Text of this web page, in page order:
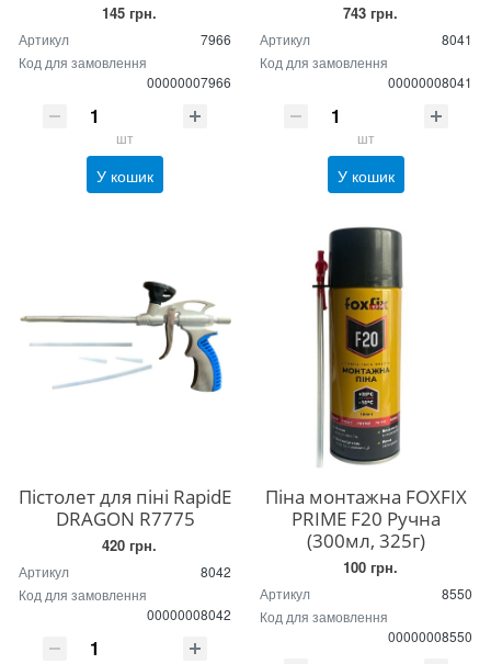
145 грн.
Артикул
7966
Код для замовлення
00000007966
шт
У кошик
743 грн.
Артикул
8041
Код для замовлення
00000008041
шт
У кошик
Пістолет для піні RapidE
DRAGON R7775
420 грн.
Артикул
8042
Код для замовлення
00000008042
Піна монтажна FOXFIX
PRIME F20 Ручна
(300мл, 325г)
100 грн.
Артикул
8550
Код для замовлення
00000008550